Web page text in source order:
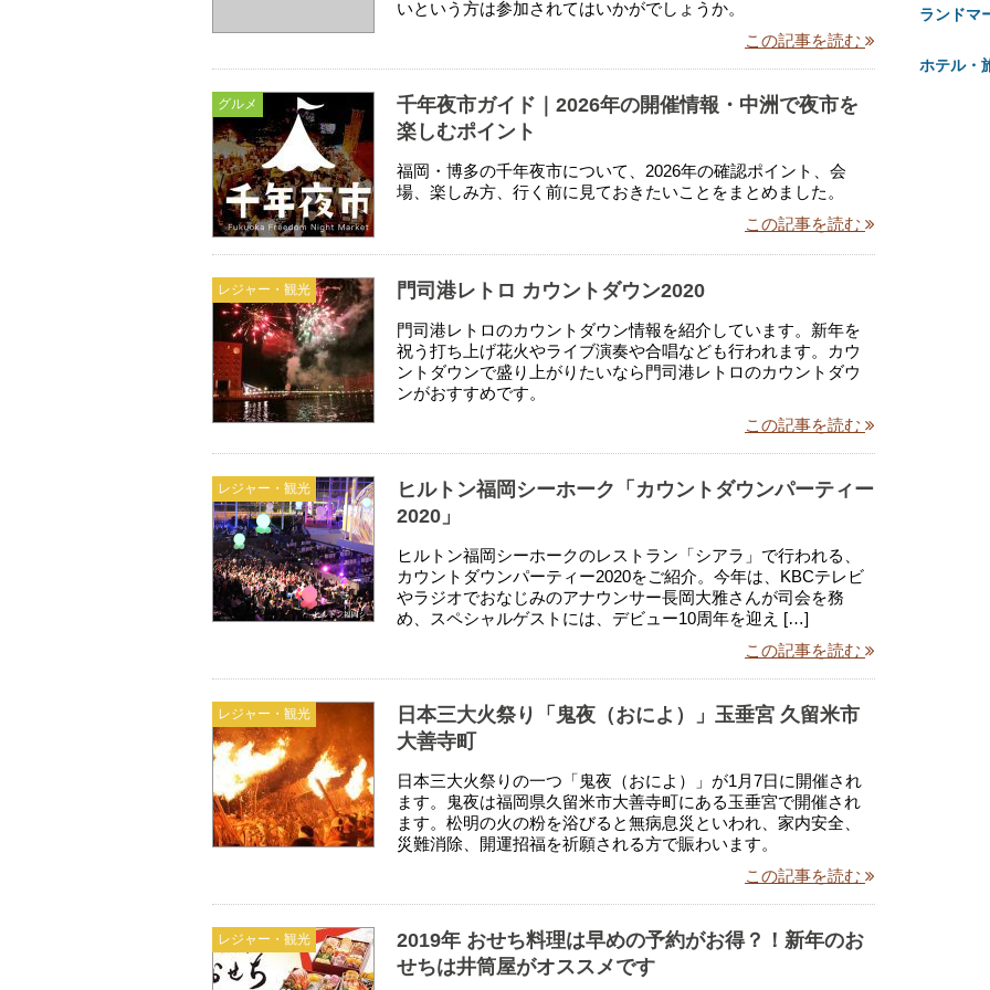
いという方は参加されてはいかがでしょうか。
この記事を読む
グルメ
千年夜市ガイド｜2026年の開催情報・中洲で夜市を
楽しむポイント
福岡・博多の千年夜市について、2026年の確認ポイント、会
場、楽しみ方、行く前に見ておきたいことをまとめました。
この記事を読む
レジャー・観光 門司港レトロ カウントダウン2020
門司港レトロのカウントダウン情報を紹介しています。新年を
祝う打ち上げ花火やライブ演奏や合唱なども行われます。カウ
ントダウンで盛り上がりたいなら門司港レトロのカウントダウ
ンがおすすめです。
この記事を読む
レジャー・観光
ヒルトン福岡シーホーク「カウントダウンパーティー
2020」
ヒルトン福岡シーホークのレストラン「シアラ」で行われる、
カウントダウンパーティー2020をご紹介。今年は、KBCテレビ
やラジオでおなじみのアナウンサー長岡大雅さんが司会を務
め、スペシャルゲストには、デビュー10周年を迎え […]
この記事を読む
レジャー・観光
日本三大火祭り「鬼夜（おによ）」玉垂宮 久留米市
大善寺町
日本三大火祭りの一つ「鬼夜（おによ）」が1月7日に開催され
ます。鬼夜は福岡県久留米市大善寺町にある玉垂宮で開催され
ます。松明の火の粉を浴びると無病息災といわれ、家内安全、
災難消除、開運招福を祈願される方で賑わいます。
この記事を読む
レジャー・観光
2019年 おせち料理は早めの予約がお得？！新年のお
せちは井筒屋がオススメです
ランドマ
ホテル・